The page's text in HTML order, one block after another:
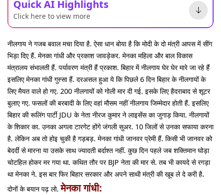
Quick AI Highlights
Click here to view more
नीलगाय ने गजब बवाल मचा दिया है. ऐसा धान बोया है कि मोदी के दो मंत्री आपस में सींग
भिड़ा दिए हैं. मेनका गांधी और प्रकाश जावड़ेकर. मेनका महिला और बाल विकास
मंत्रालय संभालती हैं. पर्यावरण मंत्री हैं प्रकाश. बिहार में नीलगाय घेर घेर मारे जा रहे हैं
इसलिए मेनका गांधी गुस्सा हैं. दरअसल हुआ ये कि पिछले 6 दिन बिहार के नीलगायों के
लिए मैयत वाले हो गए. 200 नीलगायों को गोली मार दी गई. इसके लिए हैदराबाद से शूटर
बुलाए गए. फसलों की बरबादी के लिए वहां मौसम नहीं नीलगाय जिम्मेदार होती हैं. इसलिए
बिहार की रूलिंग पार्टी JDU के नेता नीरज कुमार ने लाइसेंस का जुगाड़ किया. नीलगायों
के शिकार का. उनका अगला टारगेट होंगे जंगली सुअर. 10 जिलों से उनका सफाया करना
है. लेकिन अब तो होइ चुकी है गड़बड़. मेनका गांधी जानवर प्रेमी हैं. किसी भी जानवर को
बेदर्दी से मारना या उसके साथ ज्यादती बर्दाश्त नहीं. कुछ दिन पहले जब शक्तिमान घोड़ा
चोटहिल होकर मर गया था. कथित तौर पर BJP नेता की मार से. तब भी कायदे से रगड़ा
था मेनका ने. इस बार फिर बिहार सरकार और अपने साथी मंत्री की खूब ले दे करी है.
दोनों के बयान पढ़ लो.मेनका गांधी: